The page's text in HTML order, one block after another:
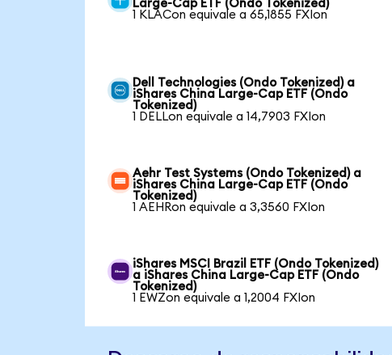
Large-Cap ETF (Ondo Tokenized)
1 KLACon equivale a 65,1855 FXIon
Dell Technologies (Ondo Tokenized) a
iShares China Large-Cap ETF (Ondo
Tokenized)
1 DELLon equivale a 14,7903 FXIon
Aehr Test Systems (Ondo Tokenized) a
iShares China Large-Cap ETF (Ondo
Tokenized)
1 AEHRon equivale a 3,3560 FXIon
iShares MSCI Brazil ETF (Ondo Tokenized)
a iShares China Large-Cap ETF (Ondo
Tokenized)
1 EWZon equivale a 1,2004 FXIon